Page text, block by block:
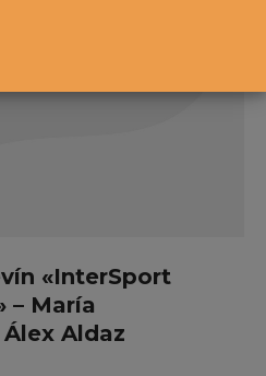
«InterSport
– María
Aldaz